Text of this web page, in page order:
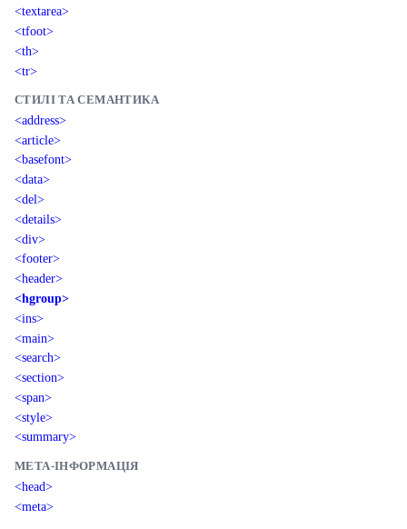
<textarea>
<tfoot>
<th>
<tr>
СТИЛІ ТА СЕМАНТИКА
<address>
<article>
<basefont>
<data>
<del>
<details>
<div>
<footer>
<header>
<hgroup>
<ins>
<main>
<search>
<section>
<span>
<style>
<summary>
МЕТА-ІНФОРМАЦІЯ
<head>
<meta>